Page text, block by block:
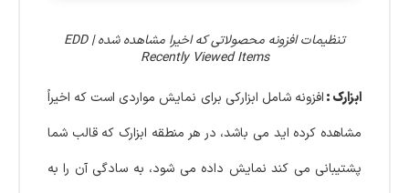
تنظیمات افزونه محصولاتی که اخیرا مشاهده شده | EDD
Recently Viewed Items
ابزارک :افزونه شامل ابزارکی برای نمایش مواردی است که اخیراً
مشاهده کرده اید می باشد، در هر منطقه ابزارک که قالب شما
پشتیبانی می کند نمایش داده می شود، به سادگی آن را به